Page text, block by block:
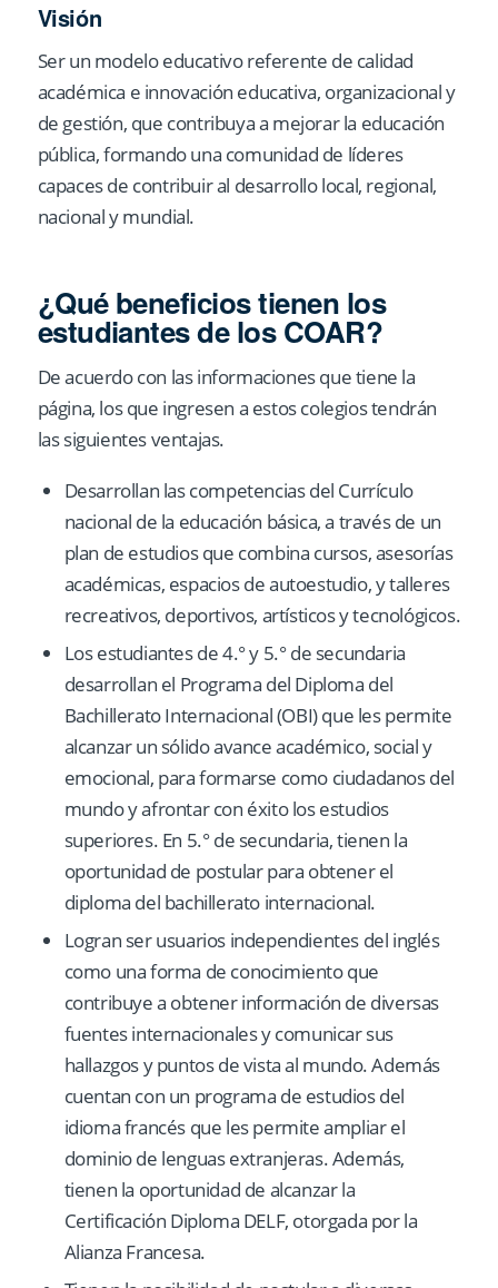
Visión
Ser un modelo educativo referente de calidad
académica e innovación educativa, organizacional y
de gestión, que contribuya a mejorar la educación
pública, formando una comunidad de líderes
capaces de contribuir al desarrollo local, regional,
nacional y mundial.
¿Qué beneficios tienen los
estudiantes de los COAR?
De acuerdo con las informaciones que tiene la
página, los que ingresen a estos colegios tendrán
las siguientes ventajas.
Desarrollan las competencias del Currículo
nacional de la educación básica, a través de un
plan de estudios que combina cursos, asesorías
académicas, espacios de autoestudio, y talleres
recreativos, deportivos, artísticos y tecnológicos.
Los estudiantes de 4.° y 5.° de secundaria
desarrollan el Programa del Diploma del
Bachillerato Internacional (OBI) que les permite
alcanzar un sólido avance académico, social y
emocional, para formarse como ciudadanos del
mundo y afrontar con éxito los estudios
superiores. En 5.° de secundaria, tienen la
oportunidad de postular para obtener el
diploma del bachillerato internacional.
Logran ser usuarios independientes del inglés
como una forma de conocimiento que
contribuye a obtener información de diversas
fuentes internacionales y comunicar sus
hallazgos y puntos de vista al mundo. Además
cuentan con un programa de estudios del
idioma francés que les permite ampliar el
dominio de lenguas extranjeras. Además,
tienen la oportunidad de alcanzar la
Certificación Diploma DELF, otorgada por la
Alianza Francesa.